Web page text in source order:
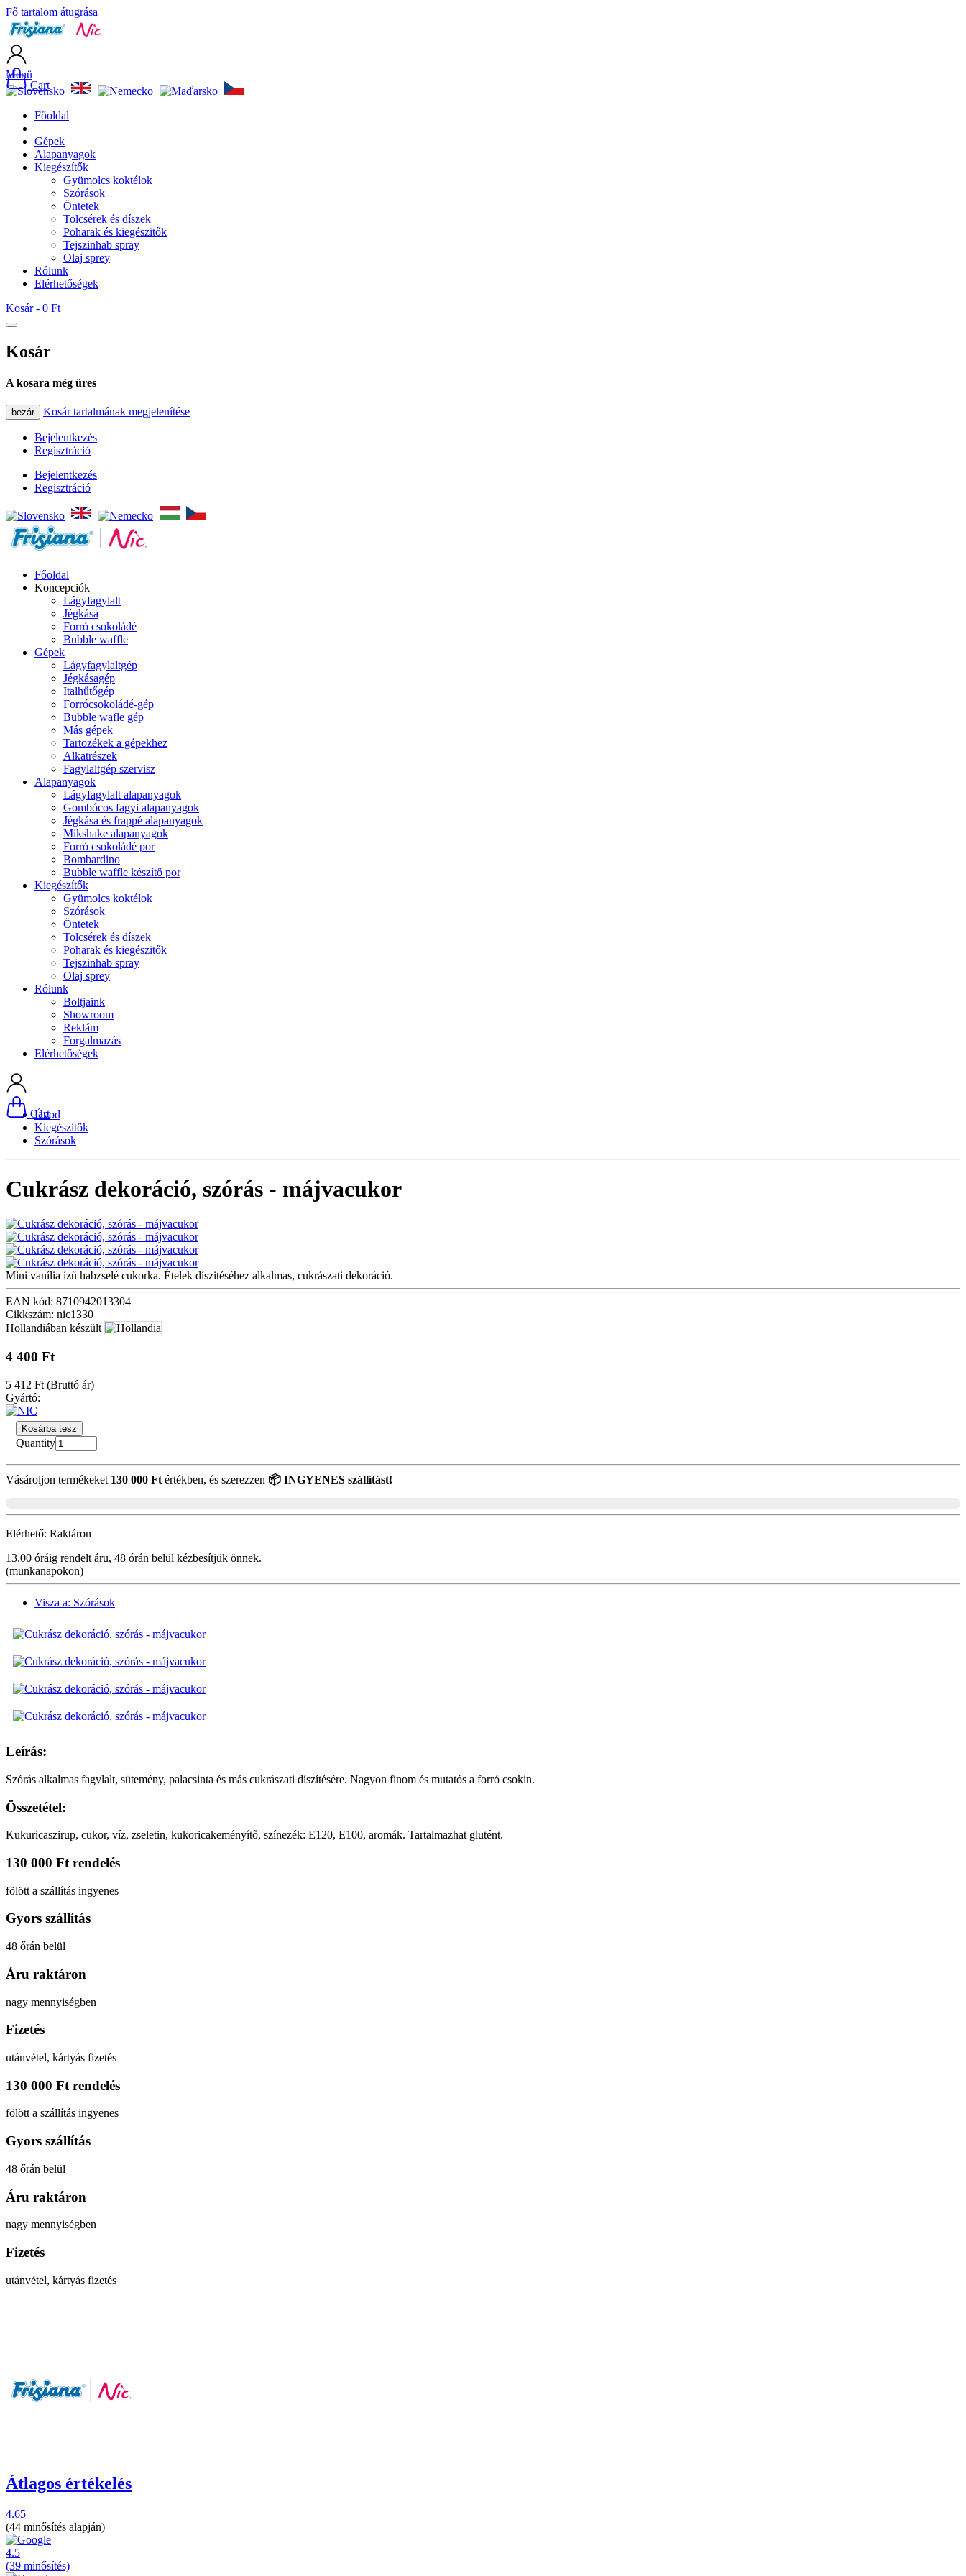
Fő tartalom átugrása
Cart
Menü
Főoldal
Gépek
Alapanyagok
Kiegészítők
Gyümolcs koktélok
Szórások
Öntetek
Tolcsérek és díszek
Poharak és kiegészitők
Tejszinhab spray
Olaj sprey
Rólunk
Elérhetőségek
Kosár - 0 Ft
Kosár
A kosara még üres
bezár Kosár tartalmának megjelenítése
Bejelentkezés
Regisztráció
Bejelentkezés
Regisztráció
Főoldal
Koncepciók
Lágyfagylalt
Jégkása
Forró csokoládé
Bubble waffle
Gépek
Lágyfagylaltgép
Jégkásagép
Italhűtőgép
Forrócsokoládé-gép
Bubble wafle gép
Más gépek
Tartozékek a gépekhez
Alkatrészek
Fagylaltgép szervisz
Alapanyagok
Lágyfagylalt alapanyagok
Gombócos fagyi alapanyagok
Jégkása és frappé alapanyagok
Mikshake alapanyagok
Forró csokoládé por
Bombardino
Bubble waffle készítő por
Kiegészítők
Gyümolcs koktélok
Szórások
Öntetek
Tolcsérek és díszek
Poharak és kiegészitők
Tejszinhab spray
Olaj sprey
Rólunk
Boltjaink
Showroom
Reklám
Forgalmazás
Elérhetőségek
Cart
Úvod
Kiegészítők
Szórások
Cukrász dekoráció, szórás - májvacukor
Mini vanília ízű habzselé cukorka. Ételek díszitéséhez alkalmas, cukrászati dekoráció.
EAN kód: 8710942013304
Cikkszám: nic1330
Hollandiában készült
4 400 Ft
5 412 Ft (Bruttó ár)
Gyártó:
Kosárba tesz
Quantity
Vásároljon termékeket 130 000 Ft értékben, és szerezzen 📦 INGYENES szállítást!
Elérhető: Raktáron
13.00 óráig rendelt áru, 48 órán belül kézbesítjük önnek.
(munkanapokon)
Visza a: Szórások
Leírás:
Szórás alkalmas fagylalt, sütemény, palacsinta és más cukrászati díszítésére. Nagyon finom és mutatós a forró csokin.
Összetétel:
Kukuricaszirup, cukor, víz, zseletin, kukoricakeményítő, színezék: E120, E100, aromák. Tartalmazhat glutént.
130 000 Ft rendelés
fölött a szállítás ingyenes
Gyors szállítás
48 őrán belül
Áru raktáron
nagy mennyiségben
Fizetés
utánvétel, kártyás fizetés
130 000 Ft rendelés
fölött a szállítás ingyenes
Gyors szállítás
48 őrán belül
Áru raktáron
nagy mennyiségben
Fizetés
utánvétel, kártyás fizetés
Átlagos értékelés
4.65
(44 minősítés alapján)
4.5
(39 minősítés)